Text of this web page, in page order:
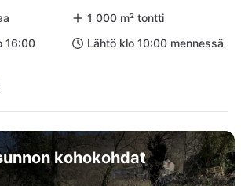
1 000 m² tontti
16:00
Lähtö klo 10:00 mennessä
kohokohdat